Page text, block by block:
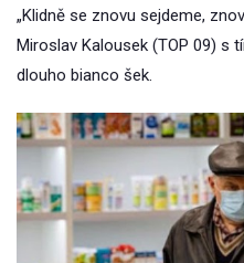
„Klidně se znovu sejdeme,
Miroslav Kalousek (TOP 09) s
dlouho bianco šek.